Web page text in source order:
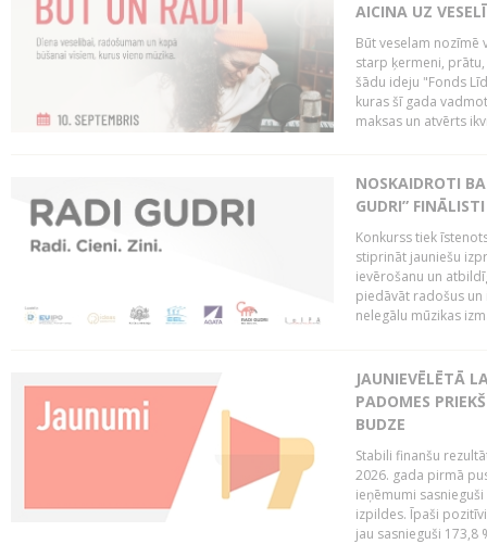
AICINA UZ
Būt veselam nozīmē
starp ķermeni,
šādu ideju "Fonds
kuras šī gada
maksas un atvērts
NOSKAIDROTI
GUDRI” FINĀLISTI
Konkurss tiek
stiprināt jauniešu
ievērošanu un
piedāvāt radošus
nelegālu mūzikas
JAUNIEVĒLĒTĀ
PADOMES
BUDZE
Stabili finanšu
2026. gada pirmā
ieņēmumi
izpildes. Īpaši
jau sasnieguši 173,8